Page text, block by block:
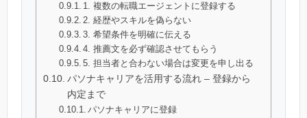
1. 複数の転職エージェントに登録する
2. 経歴やスキルを偽らない
3. 希望条件を明確に伝える
4. 推薦文を必ず確認させてもらう
5. 担当者と合わない場合は変更を申し出る
パソナキャリアを活用する流れ – 登録から
内定まで
パソナキャリアに登録